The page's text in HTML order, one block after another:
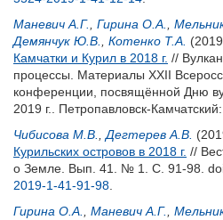
Маневич А.Г.
Гирина О.А.
Демянчук Ю.В.
Котенко Т.А.
Камчатки и Курил в 2018 г. //
процессы. Материалы XXII
конференции, посвящённой Дню
2019 г.. Петропавловск-
Чибисова М.В.
Дегтерев А.В.
Курильских островов в 2018 г. //
о Земле. Вып. 41. № 1. С. 91-98.
2019-1-41-91-98
Гирина О.А.
Маневич А.Г.